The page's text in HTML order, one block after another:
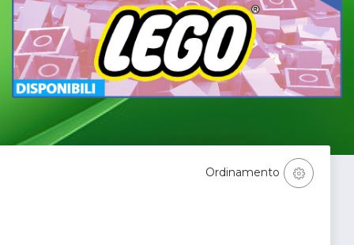
Ordinamento